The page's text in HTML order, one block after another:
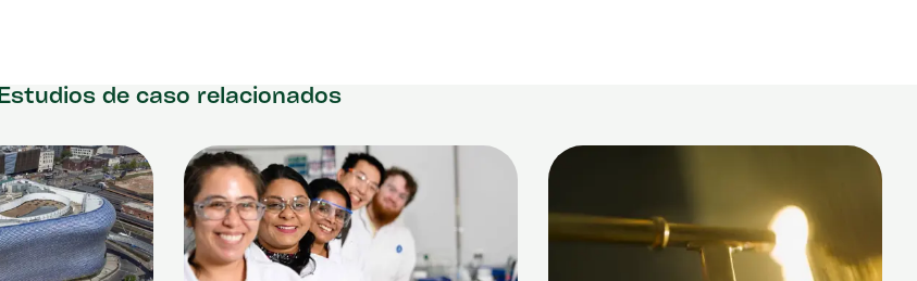
Estudios de caso relacionados